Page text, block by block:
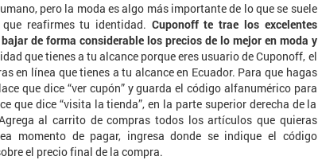
pero la moda es algo más importante de lo que se suele
reafirmes tu identidad. Cuponoff te trae los excelentes
de forma considerable los precios de lo mejor en moda y
que tienes a tu alcance porque eres usuario de Cuponoff, el
en línea que tienes a tu alcance en Ecuador. Para que hagas
que dice “ver cupón” y guarda el código alfanumérico para
que dice “visita la tienda”, en la parte superior derecha de la
al carrito de compras todos los artículos que quieras
momento de pagar, ingresa donde se indique el código
el precio final de la compra.